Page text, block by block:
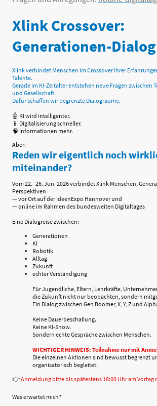
Xlink Crossover:
Generationen-Dialog
Xlink verbindet Menschen im Crossover ihrer
Talente.
Gerade im KI-Zeitalter entstehen neue Fragen zwischen
und Gesellschaft.
Dafür schaffen wir begrenzte Dialogräume.
🤖 KI wird intelligenter.
📱 Digitalisierung schneller.
🧠 Informationen mehr.
Aber:
Reden wir eigentlich noch
miteinander?
Vom 22.–26. Juni 2026 verbindet Xlink Menschen,
Perspektiven
— vor Ort auf der IdeenExpo Hannover und
— online im Rahmen des bundesweiten Digitaltages
Eine Dialogreise zwischen:
Generationen
KI
Robotik
Alltag
Zukunft
echter Verständigung
Für Jugendliche, Eltern, Lehrkräfte,
die Zukunft nicht nur beobachten, sondern
Ein Dialog zwischen Gen Boomer, X, Y, Z und
Keine Dauerbeschallung.
Keine KI-Show.
Sondern echte Gespräche zwischen Menschen.
WICHTIGER HINWEIS: Teilnahme nur mit
Die einzelnen Aktionen sind bewusst begrenzt
organisatorisch begleitet.
👉Anmeldung bitte bis spätestens 18:00 Uhr am
Was erwartet mich?